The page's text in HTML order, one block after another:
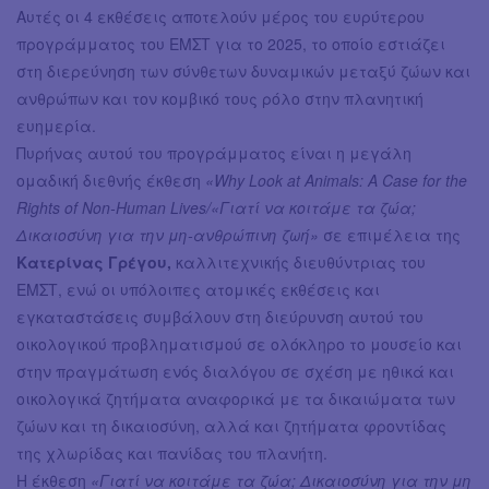
Αυτές οι 4 εκθέσεις αποτελούν μέρος του ευρύτερου
προγράμματος του ΕΜΣΤ για το 2025, το οποίο εστιάζει
στη διερεύνηση των σύνθετων δυναμικών μεταξύ ζώων και
ανθρώπων και τον κομβικό τους ρόλο στην πλανητική
ευημερία.
Πυρήνας αυτού του προγράμματος είναι η μεγάλη
ομαδική διεθνής έκθεση «Why Look at Animals: A Case for the
Rights of Non-Human Lives/«Γιατί να κοιτάμε τα ζώα;
Δικαιοσύνη για την μη-ανθρώπινη ζωή» σε επιμέλεια της
Κατερίνας Γρέγου, καλλιτεχνικής διευθύντριας του
ΕΜΣΤ, ενώ οι υπόλοιπες ατομικές εκθέσεις και
εγκαταστάσεις συμβάλουν στη διεύρυνση αυτού του
οικολογικού προβληματισμού σε ολόκληρο το μουσείο και
στην πραγμάτωση ενός διαλόγου σε σχέση με ηθικά και
οικολογικά ζητήματα αναφορικά με τα δικαιώματα των
ζώων και τη δικαιοσύνη, αλλά και ζητήματα φροντίδας
της χλωρίδας και πανίδας του πλανήτη.
Η έκθεση «Γιατί να κοιτάμε τα ζώα; Δικαιοσύνη για την μη